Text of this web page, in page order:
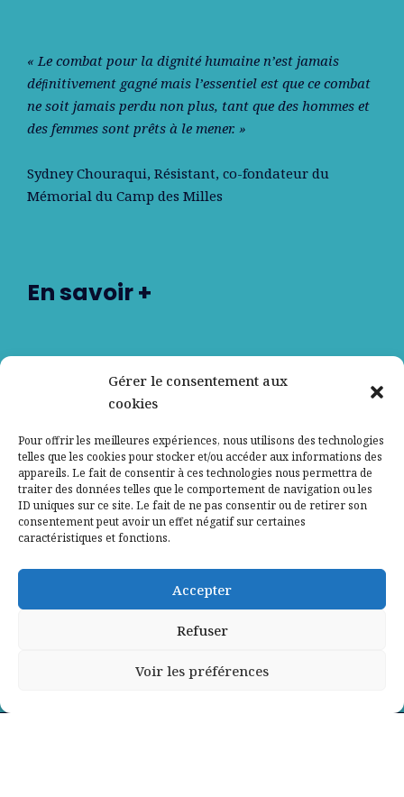
Gérer le consentement aux
cookies
Pour offrir les meilleures expériences, nous utilisons des technologies
telles que les cookies pour stocker et/ou accéder aux informations des
appareils. Le fait de consentir à ces technologies nous permettra de
traiter des données telles que le comportement de navigation ou les
ID uniques sur ce site. Le fait de ne pas consentir ou de retirer son
consentement peut avoir un effet négatif sur certaines
caractéristiques et fonctions.
Accepter
Refuser
Voir les préférences
« Le combat pour la dignité humaine n’est jamais
déﬁnitivement gagné mais l’essentiel est que ce combat
ne soit jamais perdu non plus, tant que des hommes et
des femmes sont prêts à le mener. »
Sydney Chouraqui, Résistant, co-fondateur du
Mémorial du Camp des Milles
En savoir +
Contactez-nous
Mentions légales